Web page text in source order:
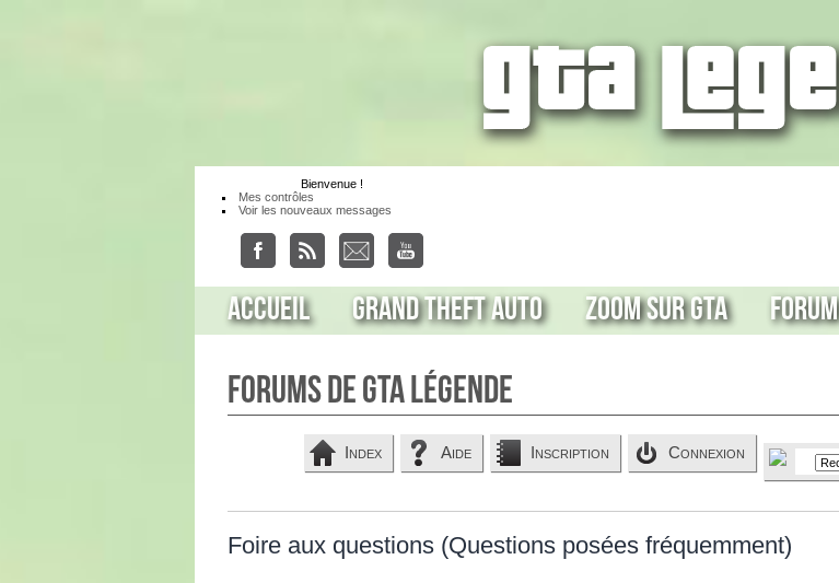
Bienvenue !
Mes contrôles
Voir les nouveaux messages
Accueil Grand Theft Auto Zoom sur GTA Forum
Forums de GTA Légende
Index Aide Inscription Connexion
Foire aux questions (Questions posées fréquemment)